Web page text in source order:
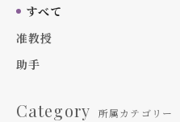
すべて
准教授
助手
Category 所属カテゴリー